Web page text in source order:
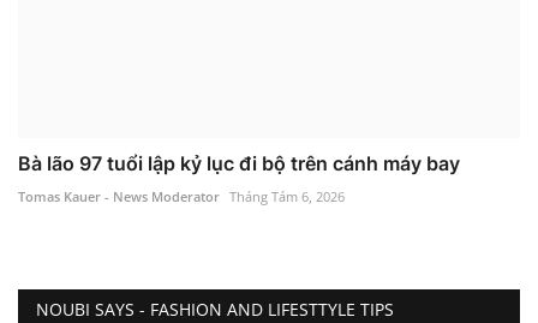
Bà lão 97 tuổi lập kỷ lục đi bộ trên cánh máy bay
Tomas Kauer - News Moderator Tháng Tám 6, 2026
NOUBI SAYS - FASHION AND LIFESTTYLE TIPS